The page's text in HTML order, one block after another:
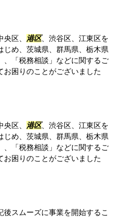
区、 港区、渋谷区、江東区を
め、茨城県、群馬県、栃木県
、「税務相談」などに関するご
困りのことがございました
区、 港区、渋谷区、江東区を
め、茨城県、群馬県、栃木県
、「税務相談」などに関するご
困りのことがございました
スムーズに事業を開始するこ